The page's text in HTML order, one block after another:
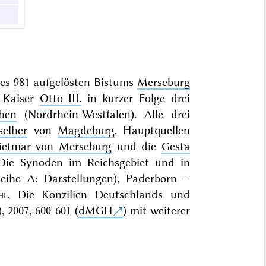
981 aufgelösten Bistums Merseburg
Otto III. in kurzer Folge drei
(Nordrhein-Westfalen). Alle drei
von Magdeburg. Hauptquellen
von Merseburg und die Gesta
Synoden im Reichsgebiet und in
A: Darstellungen), Paderborn –
, Die Konzilien Deutschlands und
2007, 600-601 (dMGH ) mit weiterer